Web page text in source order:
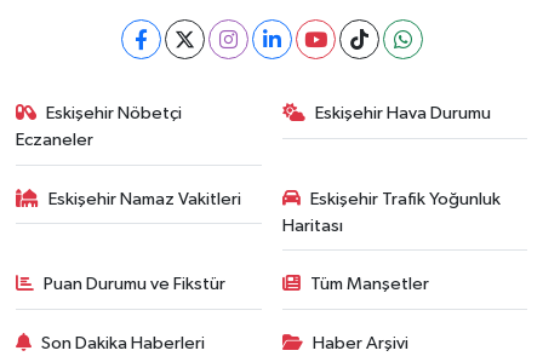
Eskişehir Nöbetçi
Eczaneler
Eskişehir Hava Durumu
Eskişehir Namaz Vakitleri
Eskişehir Trafik Yoğunluk
Haritası
Puan Durumu ve Fikstür Tüm Manşetler
Son Dakika Haberleri Haber Arşivi